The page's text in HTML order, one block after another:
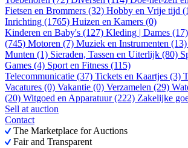
Fietsen en Brommers (32) Hobby en Vrije tijd
Inrichting (1765) Huizen en Kamers (0)
Kinderen en Baby's (127) Kleding | Dames (17)
(745) Motoren (7) Muziek en Instrumenten (13)
Munten (1) Sieraden, Tassen en Uiterlijk (80)
Games (4) Sport en Fitness (115)
Telecommunicatie (37) Tickets en Kaartjes (3)
Vacatures (0) Vakantie (0) Verzamelen (29)
(20) Witgoed en Apparatuur (222) Zakelijke
Sell at auction
Contact
The Marketplace for Auctions
Fair and Transparent